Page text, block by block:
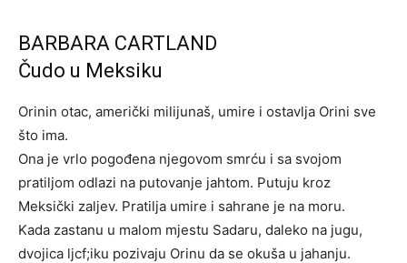
BARBARA CARTLAND
Čudo u Meksiku
Orinin otac, američki milijunaš, umire i ostavlja Orini sve
što ima.
Ona je vrlo pogođena njegovom smrću i sa svojom
pratiljom odlazi na putovanje jahtom. Putuju kroz
Meksički zaljev. Pratilja umire i sahrane je na moru.
Kada zastanu u malom mjestu Sadaru, daleko na jugu,
dvojica ljcf;iku pozivaju Orinu da se okuša u jahanju.